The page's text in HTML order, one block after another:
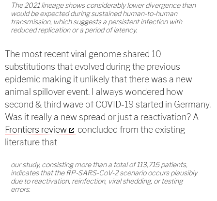
The 2021 lineage shows considerably lower divergence than
would be expected during sustained human-to-human
transmission, which suggests a persistent infection with
reduced replication or a period of latency.
The most recent viral genome shared 10
substitutions that evolved during the previous
epidemic making it unlikely that there was a new
animal spillover event. I always wondered how
second & third wave of COVID-19 started in Germany.
Was it really a new spread or just a reactivation? A
Frontiers review
concluded from the existing
literature that
our study, consisting more than a total of 113,715 patients,
indicates that the RP-SARS-CoV-2 scenario occurs plausibly
due to reactivation, reinfection, viral shedding, or testing
errors.